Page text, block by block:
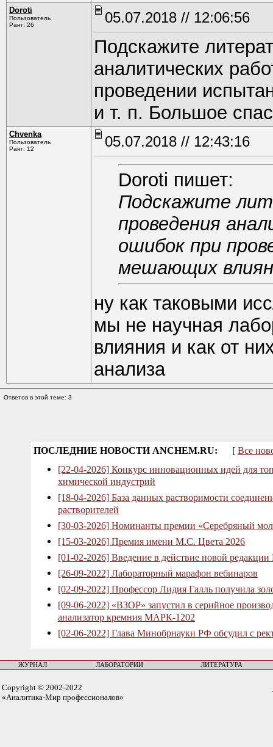
Doroti
Пользователь
Ранг: 26
05.07.2018 // 12:06:56
Подскажите
аналитических
проведении
и т. п. Большое
Chvenka
Пользователь
Ранг: 12
05.07.2018 // 12:43:16
Doroti пишет:
Подскажите
проведения
ошибок при
мешающих
ну как таковыми
мы не научная
влияния и как от
анализа
Ответов в этой теме: 3
ПОСЛЕДНИЕ НОВОСТИ ANCHEM.RU: [ Все
[22-04-2026] Конкурс инновационных идей для
химической индустрий
[18-04-2026] База данных растворимости
растворителей
[30-03-2026] Номинанты премии «Серебряный
[15-03-2026] Премия имени М.С. Цвета 2026
[01-02-2026] Введение в действие новой
[26-09-2022] Лабораторный марафон вебинаров
[02-09-2022] Профессор Лидия Галль получила
[09-06-2022] «ВЗОР» запустил в серийное
анализатор кремния МАРК-1202
[02-06-2022] Глава Минобрнауки РФ обсудил с
ЖУРНАЛ ЛАБОРАТОРИИ ЛИТЕРАТУРА
Copyright © 2002-2022
«Аналитика-Мир профессионалов»